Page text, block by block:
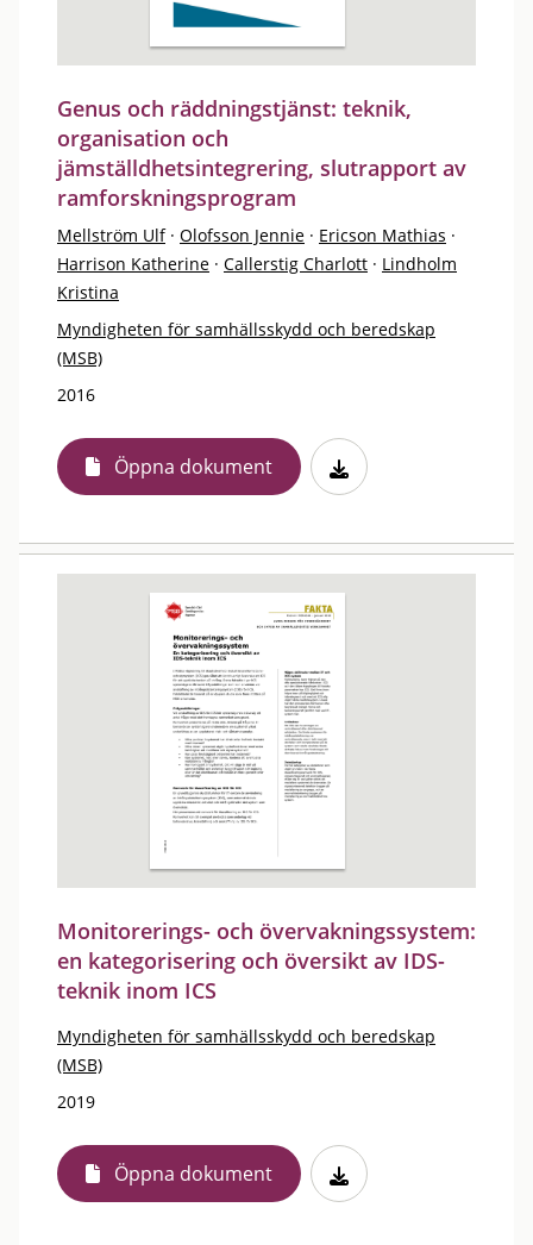
Genus och räddningstjänst: teknik,
organisation och
jämställdhetsintegrering, slutrapport av
ramforskningsprogram
Mellström Ulf · Olofsson Jennie · Ericson Mathias ·
Harrison Katherine · Callerstig Charlott · Lindholm
Kristina
Myndigheten för samhällsskydd och beredskap
(MSB)
2016
Öppna dokument
Monitorerings- och övervakningssystem:
en kategorisering och översikt av IDS-
teknik inom ICS
Myndigheten för samhällsskydd och beredskap
(MSB)
2019
Öppna dokument